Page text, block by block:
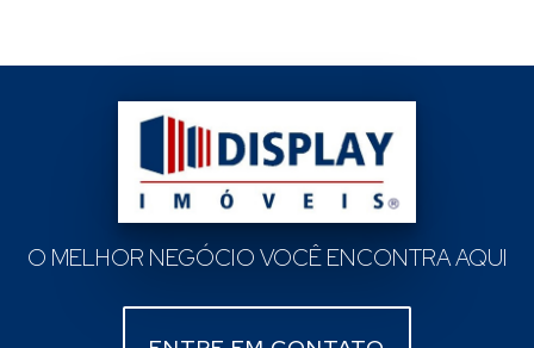
O MELHOR NEGÓCIO VOCÊ ENCONTRA AQUI